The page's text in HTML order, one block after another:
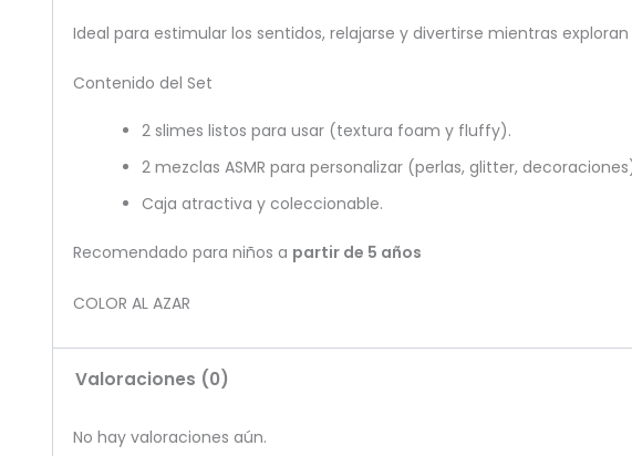
Ideal para estimular los sentidos, relajarse y divertirse mientras
Contenido del Set
2 slimes listos para usar (textura foam y fluffy).
2 mezclas ASMR para personalizar (perlas, glitter,
Caja atractiva y coleccionable.
Recomendado para niños a partir de 5 años
COLOR AL AZAR
Valoraciones (0)
No hay valoraciones aún.